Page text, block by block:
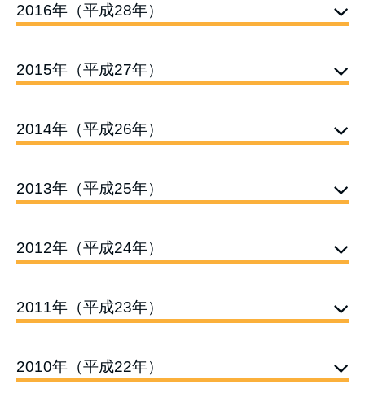
2016年（平成28年）
2015年（平成27年）
2014年（平成26年）
2013年（平成25年）
2012年（平成24年）
2011年（平成23年）
2010年（平成22年）